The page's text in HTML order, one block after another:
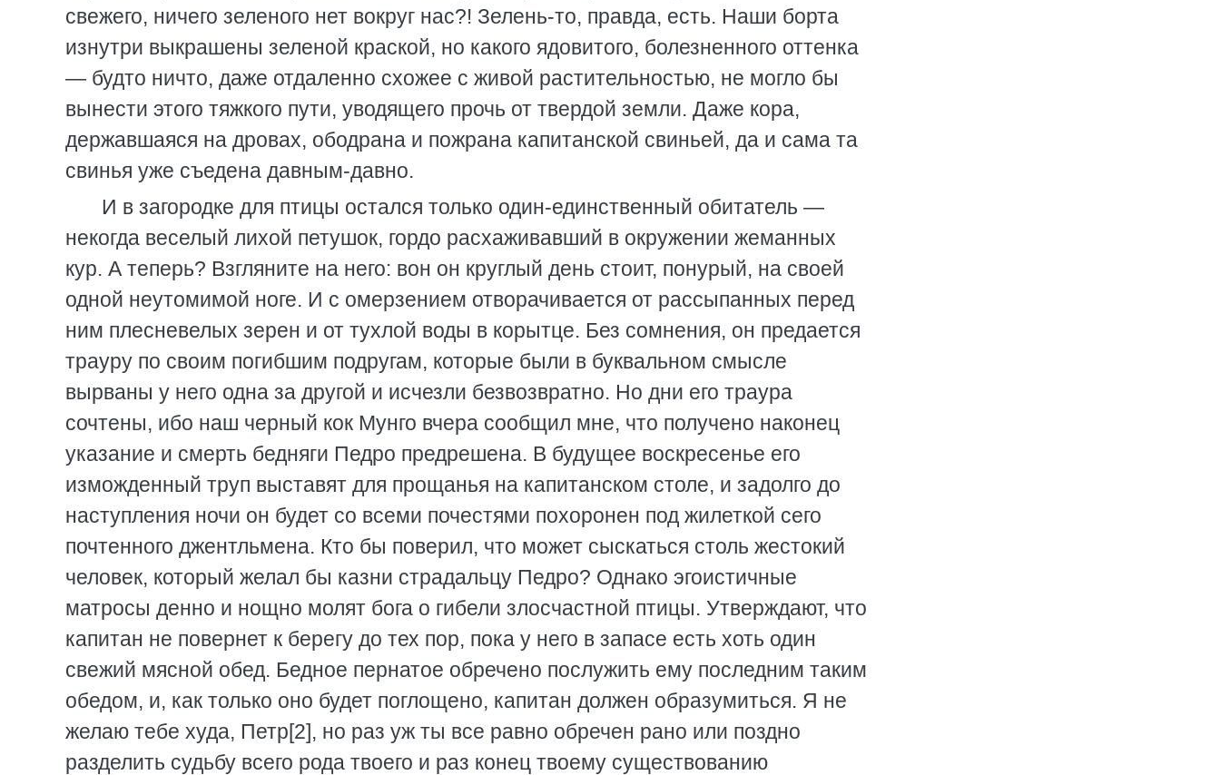
свежего, ничего зеленого нет вокруг нас?! Зелень-то, правда, есть. Наши борта
изнутри выкрашены зеленой краской, но какого ядовитого, болезненного оттенка
— будто ничто, даже отдаленно схожее с живой растительностью, не могло бы
вынести этого тяжкого пути, уводящего прочь от твердой земли. Даже кора,
державшаяся на дровах, ободрана и пожрана капитанской свиньей, да и сама та
свинья уже съедена давным-давно.
И в загородке для птицы остался только один-единственный обитатель —
некогда веселый лихой петушок, гордо расхаживавший в окружении жеманных
кур. А теперь? Взгляните на него: вон он круглый день стоит, понурый, на своей
одной неутомимой ноге. И с омерзением отворачивается от рассыпанных перед
ним плесневелых зерен и от тухлой воды в корытце. Без сомнения, он предается
трауру по своим погибшим подругам, которые были в буквальном смысле
вырваны у него одна за другой и исчезли безвозвратно. Но дни его траура
сочтены, ибо наш черный кок Мунго вчера сообщил мне, что получено наконец
указание и смерть бедняги Педро предрешена. В будущее воскресенье его
изможденный труп выставят для прощанья на капитанском столе, и задолго до
наступления ночи он будет со всеми почестями похоронен под жилеткой сего
почтенного джентльмена. Кто бы поверил, что может сыскаться столь жестокий
человек, который желал бы казни страдальцу Педро? Однако эгоистичные
матросы денно и нощно молят бога о гибели злосчастной птицы. Утверждают, что
капитан не повернет к берегу до тех пор, пока у него в запасе есть хоть один
свежий мясной обед. Бедное пернатое обречено послужить ему последним таким
обедом, и, как только оно будет поглощено, капитан должен образумиться. Я не
желаю тебе худа, Петр[2], но раз уж ты все равно обречен рано или поздно
разделить судьбу всего рода твоего и раз конец твоему существованию